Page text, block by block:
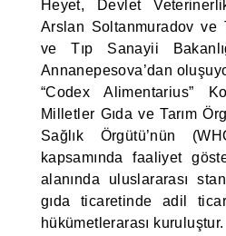
Heyet, Devlet
Arslan Soltanmuradov ve
ve Tıp Sanayii
Annanepesova’dan
“Codex Alimentarius”
Milletler Gıda ve Tarım
Sağlık Örgütü’nün
kapsamında faaliyet
alanında uluslararası
gıda ticaretinde adil
hükümetlerarası kuruluştur.